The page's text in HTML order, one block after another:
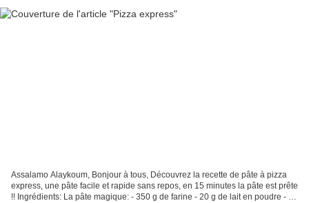
Assalamo Alaykoum, Bonjour à tous, Découvrez la recette de pâte à pizza
express, une pâte facile et rapide sans repos, en 15 minutes la pâte est prête
!! Ingrédients: La pâte magique: - 350 g de farine - 20 g de lait en poudre - 1